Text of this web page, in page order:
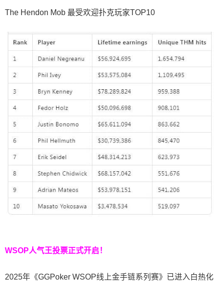
The Hendon Mob 最受欢迎扑克玩家TOP10
WSOP人气王投票正式开启！
2025年《GGPoker WSOP线上金手链系列赛》已进入白热化